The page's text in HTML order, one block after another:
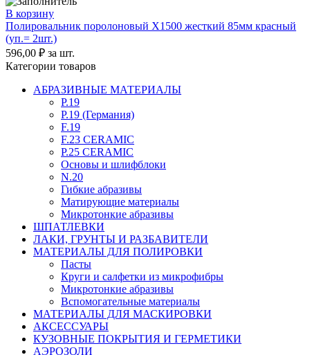
В корзину
Полировальник поролоновый X1500 жесткий 85мм красный
(уп.= 2шт.)
596,00 ₽ за шт.
Категории товаров
АБРАЗИВНЫЕ МАТЕРИАЛЫ
P.19
P.19 (Германия)
F.19
F.23 CERAMIC
P.25 CERAMIC
Основы и шлифблоки
N.20
Гибкие абразивы
Матирующие материалы
Микротонкие абразивы
ШПАТЛЕВКИ
ЛАКИ, ГРУНТЫ И РАЗБАВИТЕЛИ
МАТЕРИАЛЫ ДЛЯ ПОЛИРОВКИ
Пасты
Круги и салфетки из микрофибры
Микротонкие абразивы
Вспомогательные материалы
МАТЕРИАЛЫ ДЛЯ МАСКИРОВКИ
АКСЕССУАРЫ
КУЗОВНЫЕ ПОКРЫТИЯ И ГЕРМЕТИКИ
АЭРОЗОЛИ